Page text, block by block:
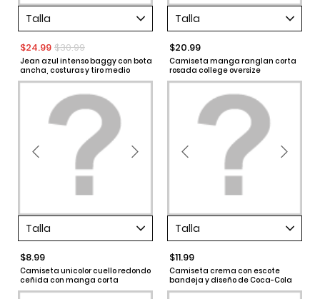
Talla
$24.99 $30.99
Jean azul intenso baggy con bota
ancha, costuras y tiro medio
Talla
$20.99
Camiseta manga ranglan corta
rosada college oversize
Talla
$8.99
Camiseta unicolor cuello redondo
ceñida con manga corta
Talla
$11.99
Camiseta crema con escote
bandeja y diseño de Coca-Cola